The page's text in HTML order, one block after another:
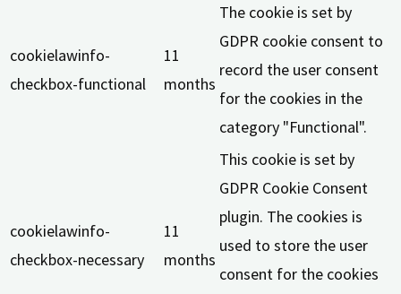
cookielawinfo-
checkbox-functional
11
months
The cookie is set by
GDPR cookie consent to
record the user consent
for the cookies in the
category "Functional".
cookielawinfo-
checkbox-necessary
11
months
This cookie is set by
GDPR Cookie Consent
plugin. The cookies is
used to store the user
consent for the cookies